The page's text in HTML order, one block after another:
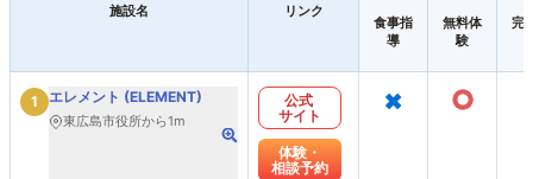
施設名 リンク
食事指
導
無料体
験
完
1 エレメント (ELEMENT)
東広島市役所から1m
公式
サイト
体験・
相談予約
× ○